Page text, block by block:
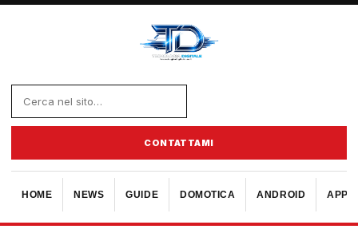
CONTATTAMI
HOME NEWS GUIDE DOMOTICA ANDROID